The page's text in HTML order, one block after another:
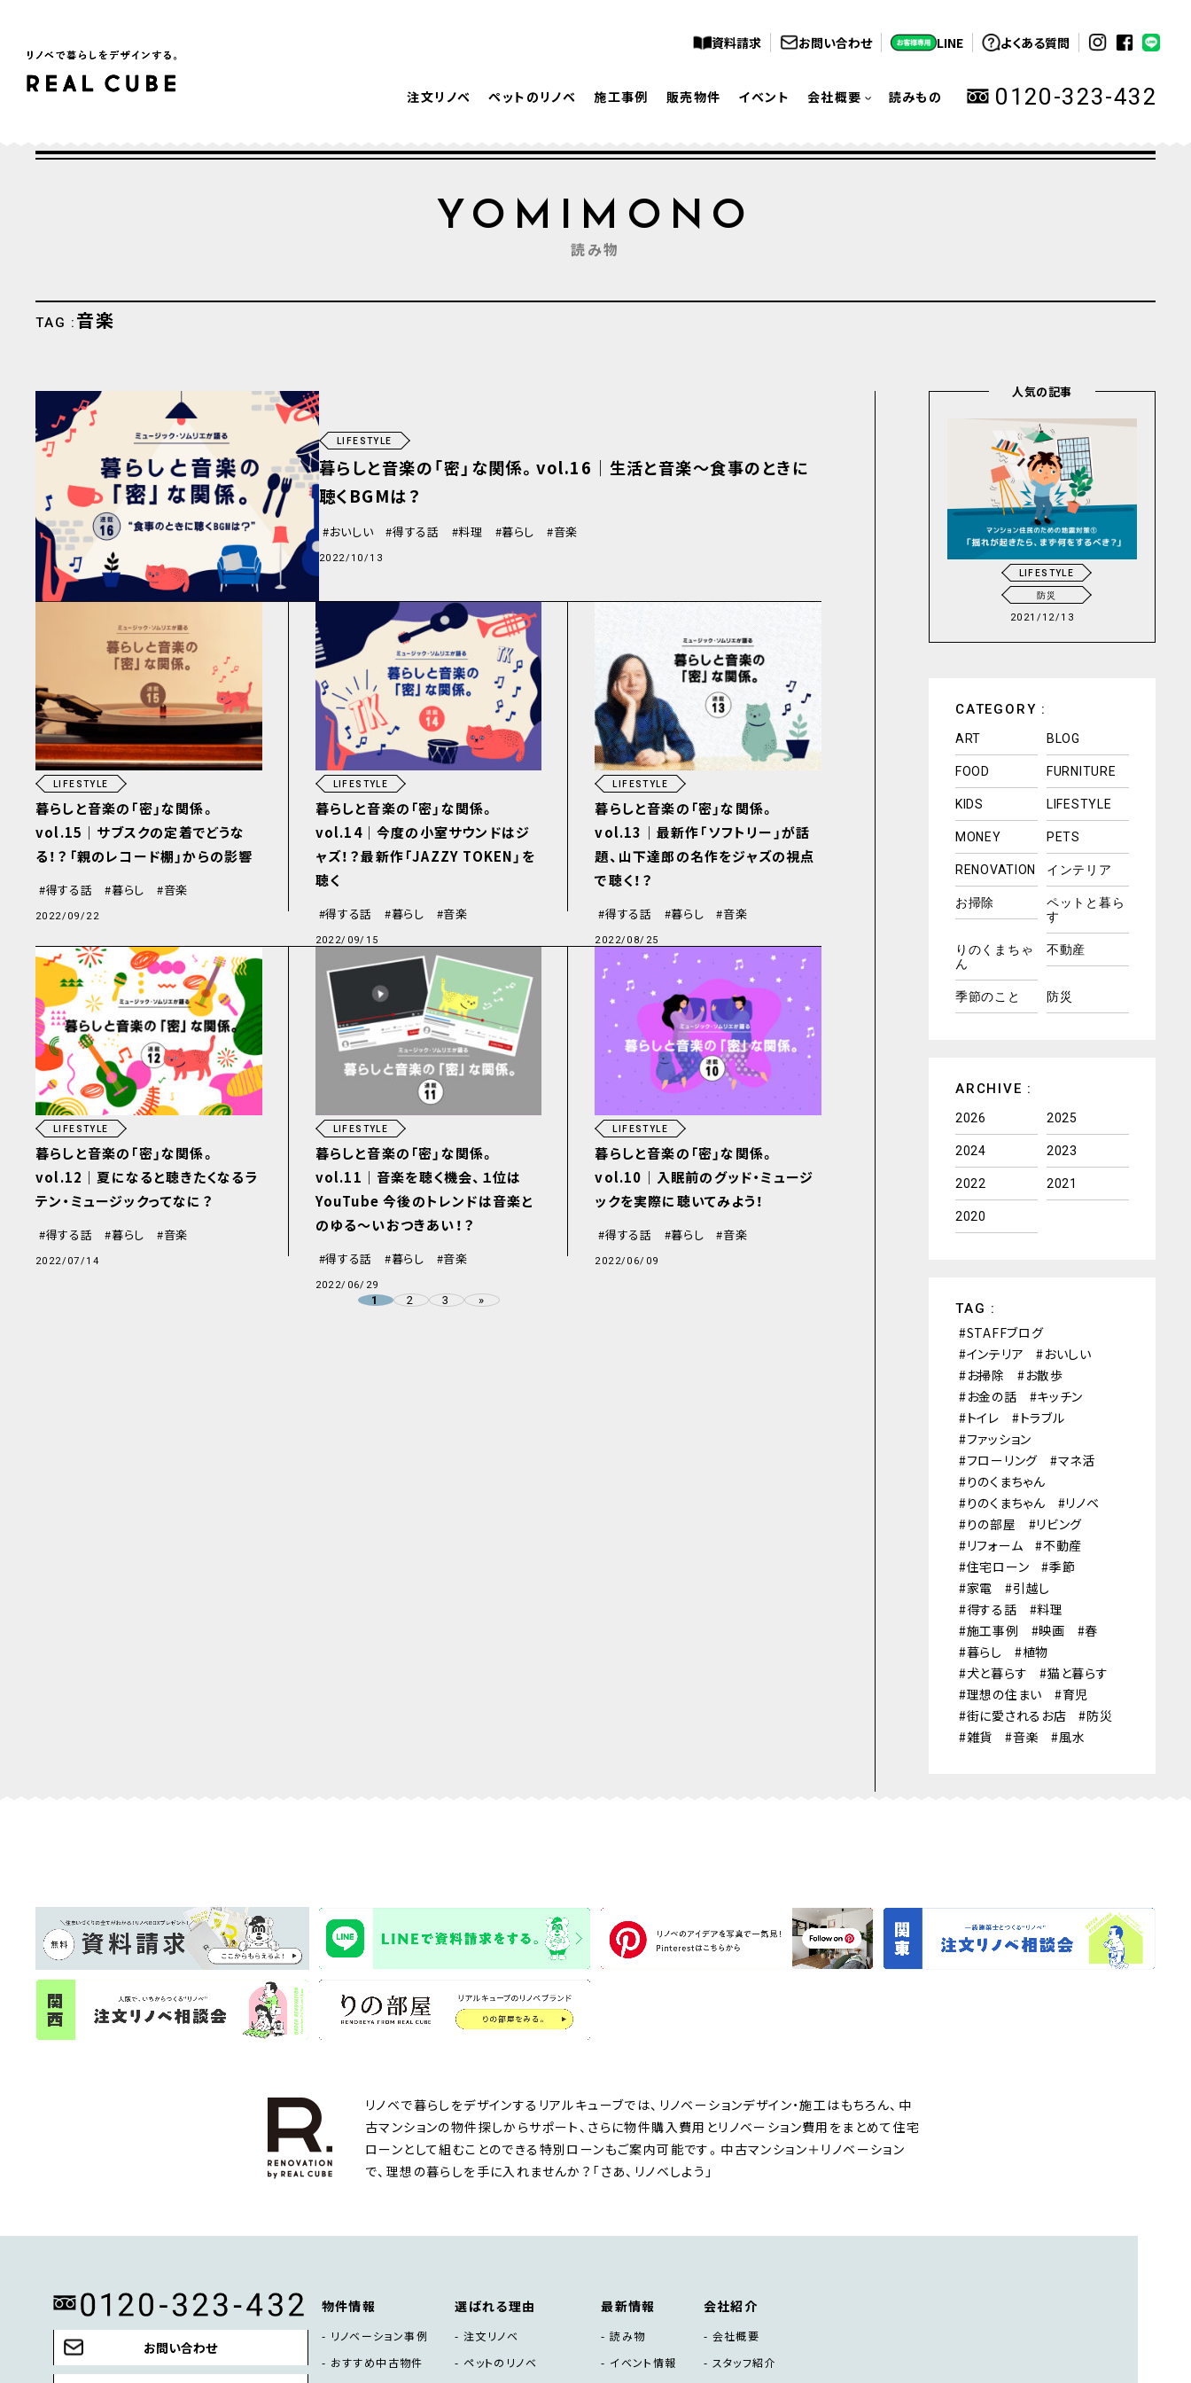
資料請求 お問い合わせ LINE よくある質問
注文リノベ ペットのリノベ 施工事例 販売物件 イベント 会社概要 読みもの 0120-323-432
YOMIMONO
読み物
TAG : 音楽
LIFESTYLE
暮らしと音楽の「密」な関係。vol.16｜生活と音楽〜食事のときに
聴くBGMは？
おいしい 得する話 料理 暮らし 音楽
2022/10/13
LIFESTYLE
暮らしと音楽の「密」な関係。
vol.15｜サブスクの定着でどうな
る！？「親のレコード棚」からの影響
得する話 暮らし 音楽
2022/09/22
LIFESTYLE
暮らしと音楽の「密」な関係。
vol.14｜今度の小室サウンドはジ
ャズ！？最新作「JAZZY TOKEN」を
聴く
得する話 暮らし 音楽
2022/09/15
LIFESTYLE
暮らしと音楽の「密」な関係。
vol.13｜最新作「ソフトリー」が話
題、山下達郎の名作をジャズの視点
で聴く！？
得する話 暮らし 音楽
2022/08/25
LIFESTYLE
暮らしと音楽の「密」な関係。
vol.12｜夏になると聴きたくなるラ
テン・ミュージックってなに？
得する話 暮らし 音楽
2022/07/14
LIFESTYLE
暮らしと音楽の「密」な関係。
vol.11｜音楽を聴く機会、１位は
YouTube 今後のトレンドは音楽と
のゆる〜いおつきあい！？
得する話 暮らし 音楽
2022/06/29
LIFESTYLE
暮らしと音楽の「密」な関係。
vol.10｜入眠前のグッド・ミュージ
ックを実際に聴いてみよう！
得する話 暮らし 音楽
2022/06/09
1 2 3 »
人気の記事
LIFESTYLE
防災
2021/12/13
CATEGORY :
ART BLOG
FOOD FURNITURE
KIDS LIFESTYLE
MONEY PETS
RENOVATION インテリア
お掃除
ペットと暮ら
す
りのくまちゃ
ん
不動産
季節のこと 防災
ARCHIVE :
2026 2025
2024 2023
2022 2021
2020
TAG :
STAFFブログ
インテリア
おいしい
お掃除
お散歩
お金の話
キッチン
トイレ
トラブル
ファッション
フローリング
マネ活
りのくまちゃん
りのくまちゃん
リノベ
りの部屋
リビング
リフォーム
不動産
住宅ローン
季節
家電
引越し
得する話
料理
施工事例
映画
春
暮らし
植物
犬と暮らす
猫と暮らす
理想の住まい
育児
街に愛されるお店
防災
雑貨
音楽 風水
リノベで暮らしをデザインするリアルキューブでは、リノベーションデザイン・施工はもちろん、中
古マンションの物件探しからサポート、さらに物件購入費用とリノベーション費用をまとめて住宅
ローンとして組むことのできる特別ローンもご案内可能です。中古マンション＋リノベーション
で、理想の暮らしを手に入れませんか？「さあ、リノベしよう」
お問い合わせ
物件情報
リノベーション事例
おすすめ中古物件
選ばれる理由
注文リノベ
ペットのリノベ
最新情報
読み物
イベント情報
会社紹介
会社概要
スタッフ紹介